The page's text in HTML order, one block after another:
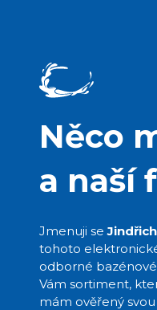
Něco
a naší
Jmenuji se
tohoto
odborné
Vám sortiment,
mám ověřený